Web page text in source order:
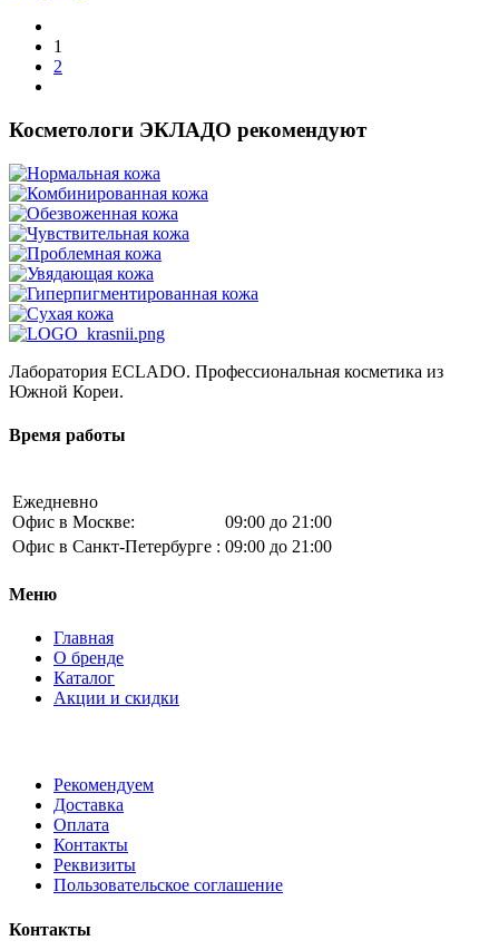
1
2
Косметологи ЭКЛАДО рекомендуют
Лаборатория ECLADO. Профессиональная косметика из
Южной Кореи.
Время работы
Ежедневно
Офис в Москве:
09:00 до 21:00
Офис в Санкт-Петербурге : 09:00 до 21:00
Меню
Главная
О бренде
Каталог
Акции и скидки
Рекомендуем
Доставка
Оплата
Контакты
Реквизиты
Пользовательское соглашение
Контакты